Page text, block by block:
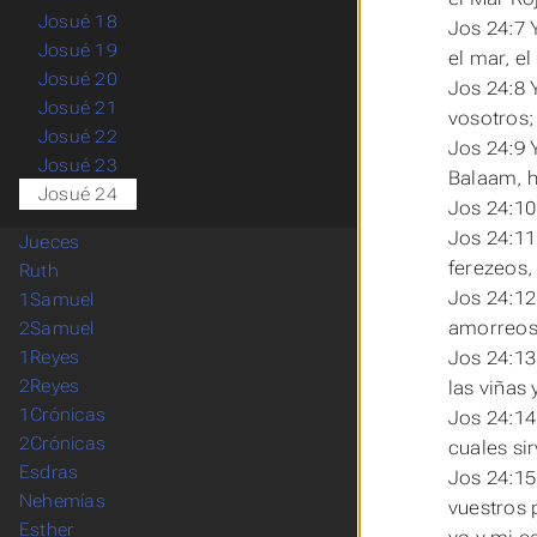
Jos 24:7
el mar,
Jos 24:8
vosotros;
Jos 24:9
Balaam,
Jos
Jos
ferezeos,
Jos
Jos
las viñas
Jos
cuales
Jos
vuestros
Josué 18
Josué 19
Josué 20
Josué 21
Josué 22
Josué 23
Josué 24
Jueces
Ruth
1Samuel
2Samuel
1Reyes
2Reyes
1Crónicas
2Crónicas
Esdras
Nehemías
Esther